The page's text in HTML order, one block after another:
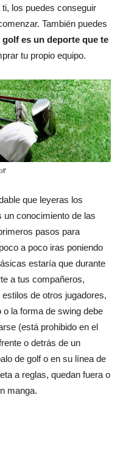
los puedes conseguir
También puedes
golf es un deporte que te
tu propio equipo.
que leyeras los
un conocimiento de las
pasos para
a poco iras poniendo
estaría que durante
a tus compañeros,
de otros jugadores,
la forma de swing debe
(está prohibido en el
o detrás de un
de golf o en su línea de
a reglas, quedan fuera o
manga.